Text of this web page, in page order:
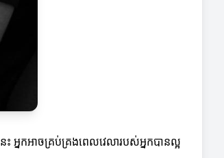
អ្នកអាចគ្រប់គ្រងពេលវេលារបស់អ្នកបានល្អ